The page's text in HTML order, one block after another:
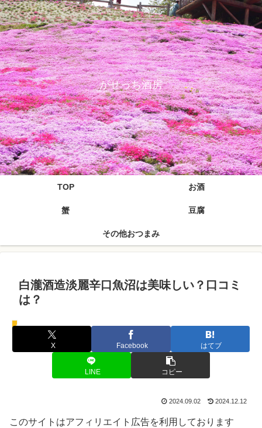
がせっち酒房
TOP お酒
蟹 豆腐
その他おつまみ
白瀧酒造淡麗辛口魚沼は美味しい？口コミ
は？
お酒
X Facebook はてブ
LINE コピー
2024.09.02 2024.12.12
このサイトはアフィリエイト広告を利用しております